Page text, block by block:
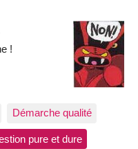
!
Démarche qualité
pure et dure